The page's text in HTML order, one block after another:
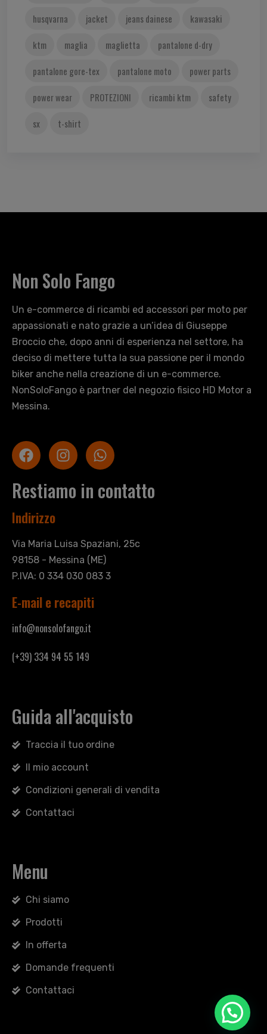
husqvarna
jacket jeans dainese
kawasaki
ktm
maglia maglietta
pantalone d-dry
pantalone gore-tex
pantalone moto
power parts
power wear
PROTEZIONI ricambi ktm
safety
sx
t-shirt
Non Solo Fango
Un e-commerce di ricambi ed accessori per moto per
appassionati e nato grazie a un’idea di Giuseppe
Broccio che, dopo anni di esperienza nel settore, ha
deciso di mettere tutta la sua passione per il mondo
biker anche nella creazione di un e-commerce.
NonSoloFango è partner del negozio fisico HD Motor a
Messina.
Restiamo in contatto
Indirizzo
Via Maria Luisa Spaziani, 25c
98158 - Messina (ME)
P.IVA: 0 334 030 083 3
E-mail e recapiti
info@nonsolofango.it
(+39) 334 94 55 149
Guida all'acquisto
Traccia il tuo ordine
Il mio account
Condizioni generali di vendita
Contattaci
Menu
Chi siamo
Prodotti
In offerta
Domande frequenti
Contattaci